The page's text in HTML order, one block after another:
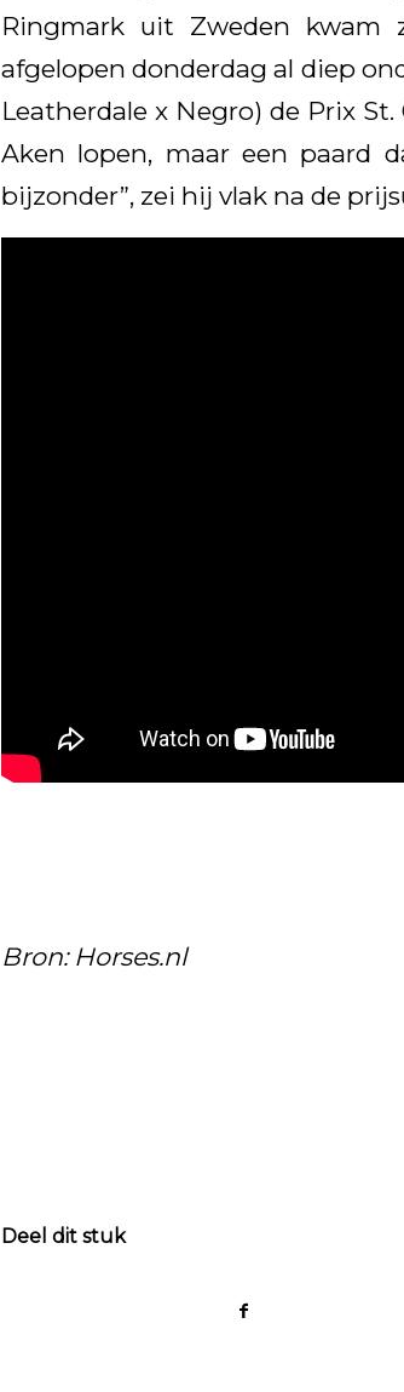
Ringmark uit Zweden kwam
afgelopen donderdag al diep
Leatherdale x Negro) de Prix
Aken lopen, maar een paard
bijzonder”, zei hij vlak na de
Bron: Horses.nl
Deel dit stuk